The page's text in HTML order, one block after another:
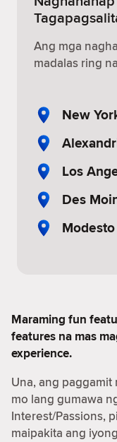
Ang mga
madalas ring
New
Los
Des
Modesto
Maraming fun
features na mas
experience.
Una, ang
mo lang gumawa
Interest/Passions,
maipakita ang